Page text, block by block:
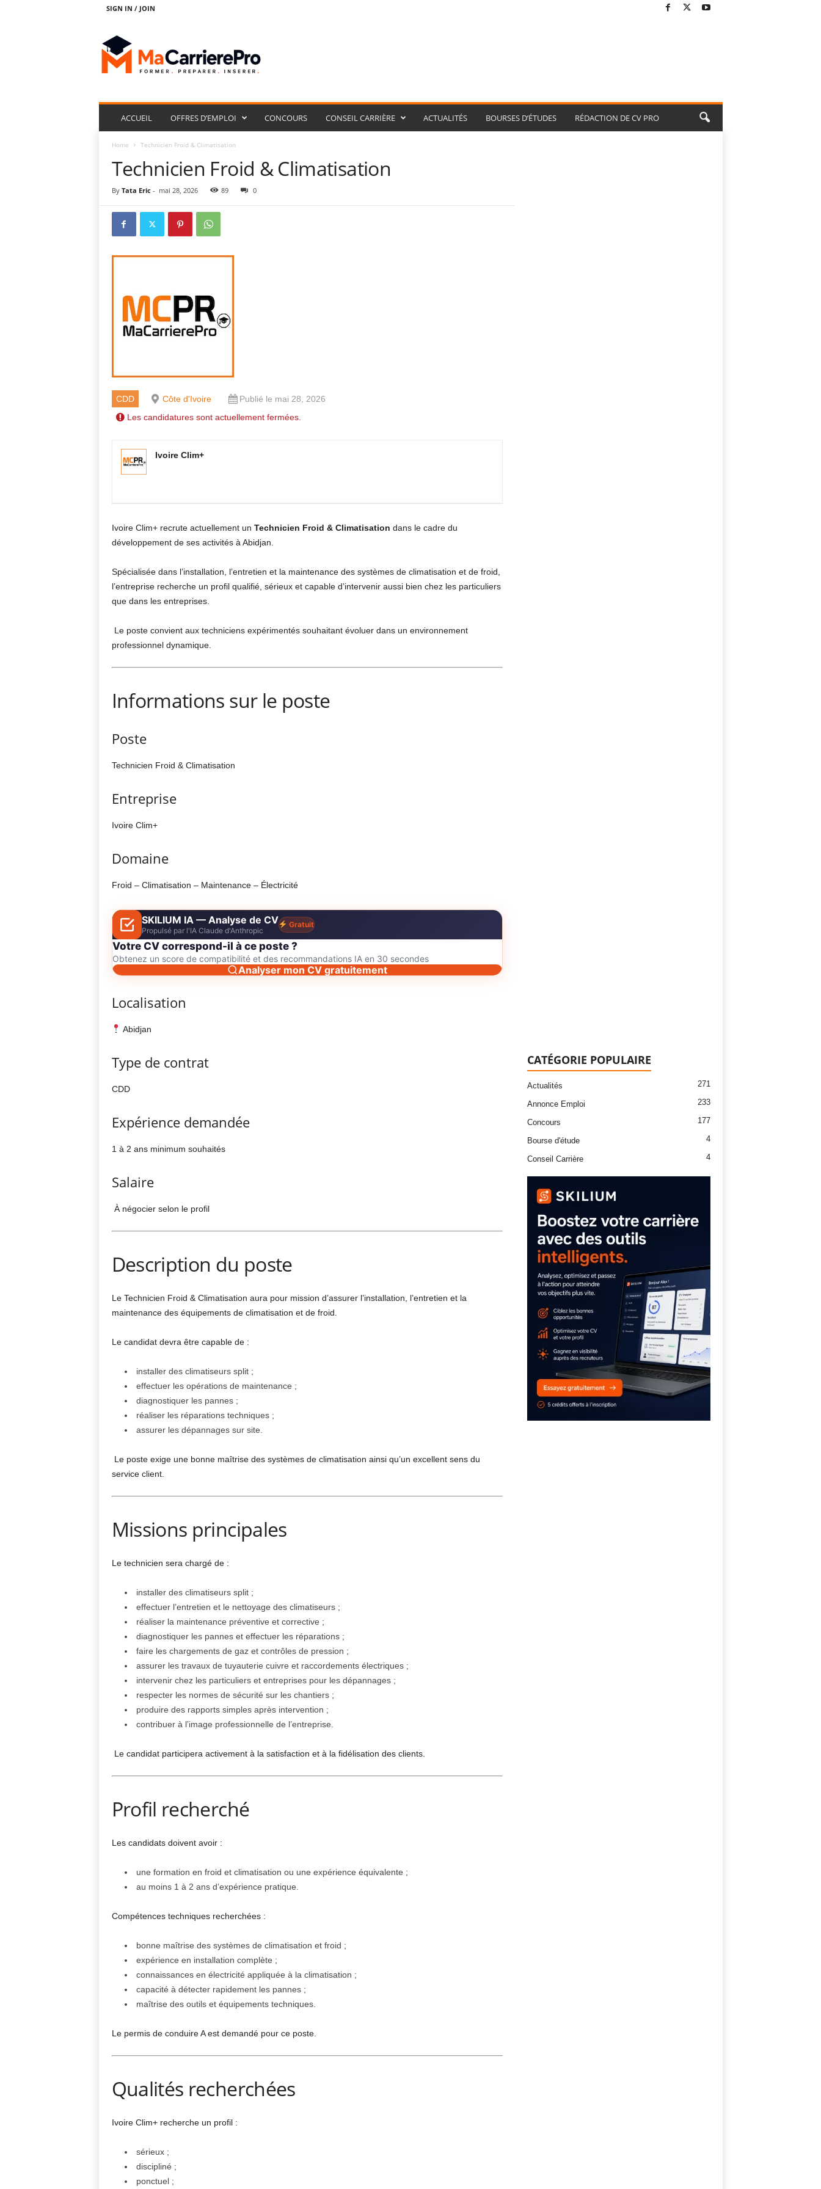
SIGN IN / JOIN
C
i
r
N
ACCUEIL OFFRES D’EMPLOI CONCOURS CONSEIL CARRIÈRE ACTUALITÉS BOURSES D’ÉTUDES RÉDACTION DE CV PRO
Home Technicien Froid & Climatisation
Technicien Froid & Climatisation
By Tata Eric- mai 28, 2026 89 0
CDD Côte d'Ivoire
Publié le mai 28, 2026
Les candidatures sont actuellement fermées.
Ivoire Clim+
Ivoire Clim+ recrute actuellement un Technicien Froid & Climatisation dans le cadre du
développement de ses activités à Abidjan.
Spécialisée dans l’installation, l’entretien et la maintenance des systèmes de climatisation et de froid,
l’entreprise recherche un profil qualifié, sérieux et capable d’intervenir aussi bien chez les particuliers
que dans les entreprises.
Le poste convient aux techniciens expérimentés souhaitant évoluer dans un environnement
professionnel dynamique.
Informations sur le poste
Poste
Technicien Froid & Climatisation
Entreprise
Ivoire Clim+
Domaine
Froid – Climatisation – Maintenance – Électricité
SKILIUM IA — Analyse de CV
Propulsé par l'IA Claude d'Anthropic
Gratuit
Votre CV correspond-il à ce poste ?
Obtenez un score de compatibilité et des recommandations IA en 30 secondes
Analyser mon CV gratuitement
Localisation
Abidjan
Type de contrat
CDD
Expérience demandée
1 à 2 ans minimum souhaités
Salaire
À négocier selon le profil
Description du poste
Le Technicien Froid & Climatisation aura pour mission d’assurer l’installation, l’entretien et la
maintenance des équipements de climatisation et de froid.
Le candidat devra être capable de :
installer des climatiseurs split ;
effectuer les opérations de maintenance ;
diagnostiquer les pannes ;
réaliser les réparations techniques ;
assurer les dépannages sur site.
Le poste exige une bonne maîtrise des systèmes de climatisation ainsi qu’un excellent sens du
service client.
Missions principales
Le technicien sera chargé de :
installer des climatiseurs split ;
effectuer l’entretien et le nettoyage des climatiseurs ;
réaliser la maintenance préventive et corrective ;
diagnostiquer les pannes et effectuer les réparations ;
faire les chargements de gaz et contrôles de pression ;
assurer les travaux de tuyauterie cuivre et raccordements électriques ;
intervenir chez les particuliers et entreprises pour les dépannages ;
respecter les normes de sécurité sur les chantiers ;
produire des rapports simples après intervention ;
contribuer à l’image professionnelle de l’entreprise.
Le candidat participera activement à la satisfaction et à la fidélisation des clients.
Profil recherché
Les candidats doivent avoir :
une formation en froid et climatisation ou une expérience équivalente ;
au moins 1 à 2 ans d’expérience pratique.
Compétences techniques recherchées :
bonne maîtrise des systèmes de climatisation et froid ;
expérience en installation complète ;
connaissances en électricité appliquée à la climatisation ;
capacité à détecter rapidement les pannes ;
maîtrise des outils et équipements techniques.
Le permis de conduire A est demandé pour ce poste.
Qualités recherchées
Ivoire Clim+ recherche un profil :
sérieux ;
discipliné ;
ponctuel ;
CATÉGORIE POPULAIRE
Actualités 271
Annonce Emploi 233
Concours 177
Bourse d'étude 4
Conseil Carrière 4